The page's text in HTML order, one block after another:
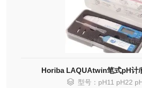
Horiba LAQUAtwin笔式pH计/
型号：pH11 pH22